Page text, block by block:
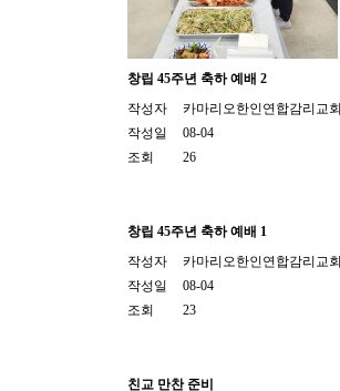
창립 45주년 축하 예배 2
작성자
카마리오한인연합감리교회
작성일
08-04
조회
26
창립 45주년 축하 예배 1
작성자
카마리오한인연합감리교회
작성일
08-04
조회
23
친교 만찬 준비